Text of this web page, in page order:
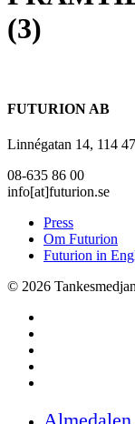
(3)
FUTURION AB
Linnégatan 14, 114
08-635 86 00
info[at]futurion.se
Press
Om Futurion
Futurion in
© 2026